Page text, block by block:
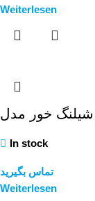
Weiterlesen
In stock
تماس بگیرید
Weiterlesen